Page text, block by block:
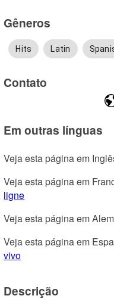
Gêneros
Hits Latin
Contato
Em outras línguas
Veja esta página em
Veja esta página em
ligne
Veja esta página em
Veja esta página em
vivo
Descrição